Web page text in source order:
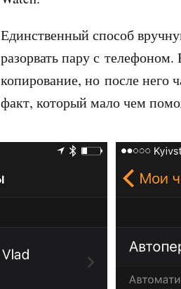
Единственный способ
разорвать пару с телефоном.
копирование, но после него
факт, который мало чем